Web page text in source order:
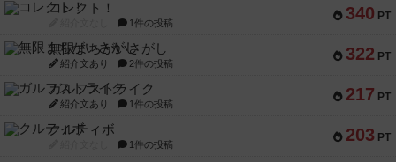
340 PT
コレクト！
1件の投稿
322 PT
無限まちがいさがし
紹介文あり 2件の投稿
217 PT
ガルフストライク
紹介文あり 1件の投稿
203 PT
クルティボ
1件の投稿